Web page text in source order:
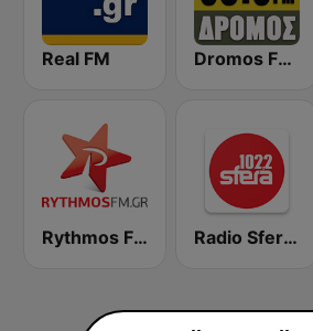
Real FM Dromos FM - ΔΡΟΜΟΣ 89.8
Rythmos FM - Ρυθμος 94.9 Radio Sfera 102.2 FM